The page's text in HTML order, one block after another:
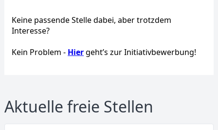
Keine passende Stelle dabei, aber trotzdem
Interesse?
Kein Problem - Hiergeht’s zur Initiativbewerbung!
Aktuelle freie Stellen